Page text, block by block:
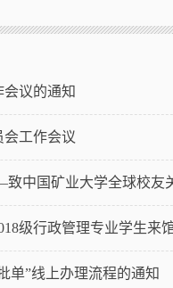
议的通知
工作会议
中国矿业大学全球校友
级行政管理专业学生来
单”线上办理流程的通知